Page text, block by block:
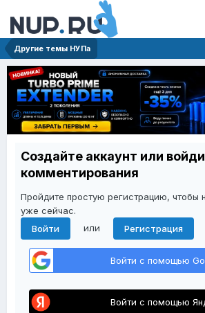
Другие темы НУПа
Создайте аккаунт или
комментирования
Пройдите простую регистрацию, чтобы
уже сейчас.
Войти
или Регистрация
Войти с помощью
Войти с помощью